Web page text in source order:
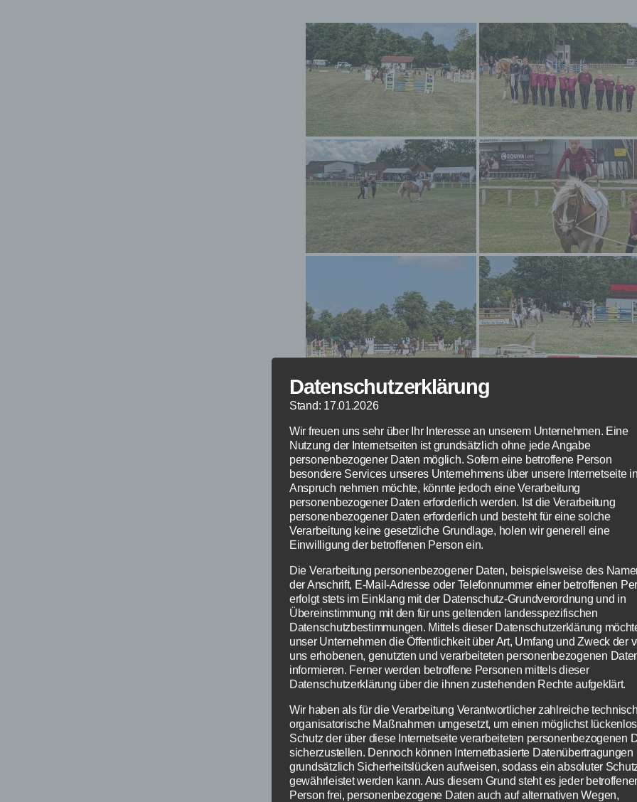
Datenschutzerklärung
Stand: 17.01.2026
Wir freuen uns sehr über Ihr Interesse an unserem Unternehmen. Eine
Nutzung der Internetseiten ist grundsätzlich ohne jede Angabe
personenbezogener Daten möglich. Sofern eine betroffene Person
besondere Services unseres Unternehmens über unsere Internetseite
Anspruch nehmen möchte, könnte jedoch eine Verarbeitung
personenbezogener Daten erforderlich werden. Ist die Verarbeitung
personenbezogener Daten erforderlich und besteht für eine solche
Verarbeitung keine gesetzliche Grundlage, holen wir generell eine
Einwilligung der betroffenen Person ein.
Die Verarbeitung personenbezogener Daten, beispielsweise des
der Anschrift, E-Mail-Adresse oder Telefonnummer einer betroffenen
erfolgt stets im Einklang mit der Datenschutz-Grundverordnung und in
Übereinstimmung mit den für uns geltenden landesspezifischen
Datenschutzbestimmungen. Mittels dieser Datenschutzerklärung
unser Unternehmen die Öffentlichkeit über Art, Umfang und Zweck der
uns erhobenen, genutzten und verarbeiteten personenbezogenen
informieren. Ferner werden betroffene Personen mittels dieser
Datenschutzerklärung über die ihnen zustehenden Rechte aufgeklärt.
Wir haben als für die Verarbeitung Verantwortlicher zahlreiche
organisatorische Maßnahmen umgesetzt, um einen möglichst
Schutz der über diese Internetseite verarbeiteten personenbezogenen
sicherzustellen. Dennoch können Internetbasierte Datenübertragungen
grundsätzlich Sicherheitslücken aufweisen, sodass ein absoluter
gewährleistet werden kann. Aus diesem Grund steht es jeder
Person frei, personenbezogene Daten auch auf alternativen Wegen,